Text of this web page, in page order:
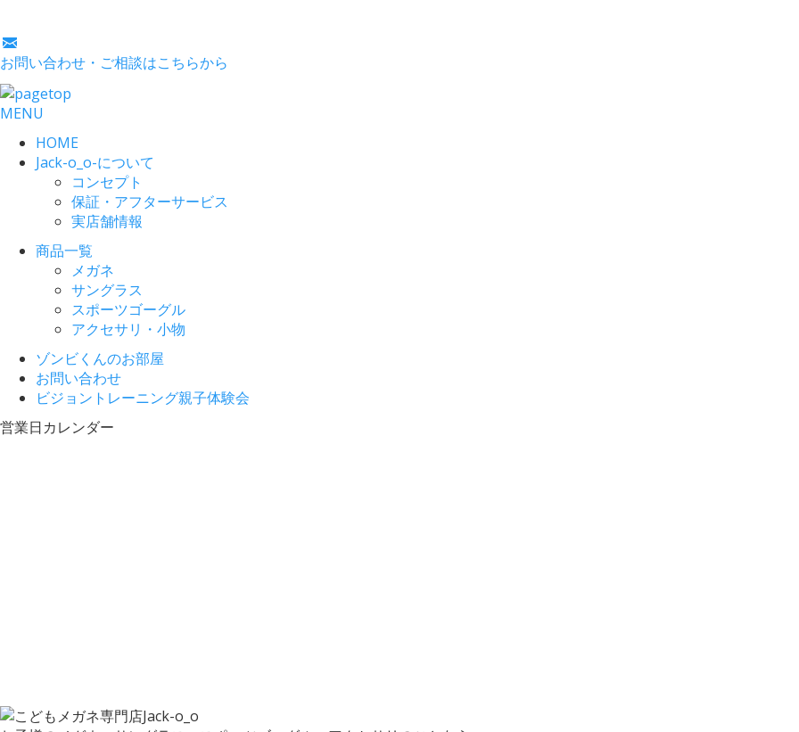
お問い合わせ・ご相談はこちらから
MENU
HOME
Jack-o_o-について
コンセプト
保証・アフターサービス
実店舗情報
商品一覧
メガネ
サングラス
スポーツゴーグル
アクセサリ・小物
ゾンビくんのお部屋
お問い合わせ
ビジョントレーニング親子体験会
営業日カレンダー